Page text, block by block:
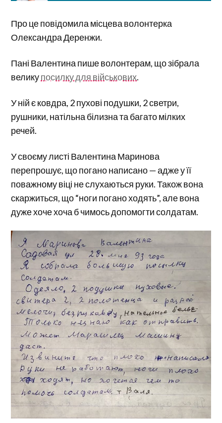
Про це повідомила місцева волонтерка
Олександра Деренжи.
Пані Валентина пише волонтерам, що зібрала
великупосилку для військових.
У ній є ковдра, 2 пухові подушки, 2 светри,
рушники, натільна білизна та багато мілких
речей.
У своєму листі Валентина Маринова
перепрошує, що погано написано — адже у її
поважному віці не слухаються руки. Також вона
скаржиться, що “ноги погано ходять”, але вона
дуже хоче хоча б чимось допомогти солдатам.